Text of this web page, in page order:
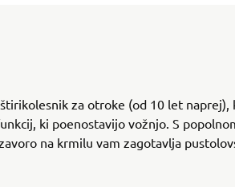
za otroke (od 10 let naprej),
ki poenostavijo vožnjo. S
na krmilu vam zagotavlja